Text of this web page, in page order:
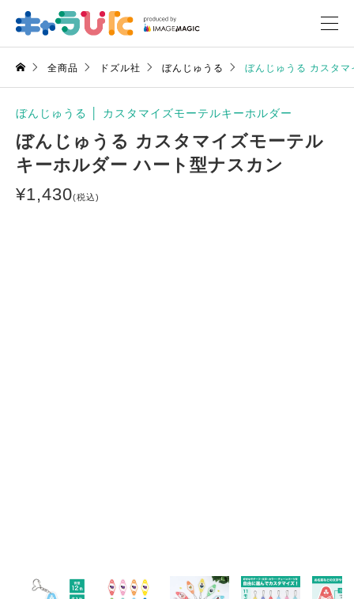
全商品 ドズル社 ぼんじゅうる ぼんじゅうる カスタ
ぼんじゅうる カスタマイズモーテルキーホルダー
ぼんじゅうる カスタマイズモーテル
キーホルダー ハート型ナスカン
¥1,430(税込)